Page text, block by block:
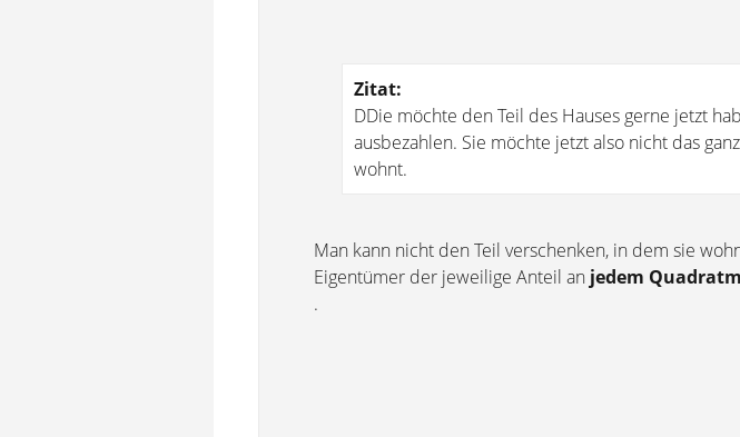
Zitat:
DDie möchte den Teil des Hauses gerne jetzt
ausbezahlen. Sie möchte jetzt also nicht das
wohnt.
Man kann nicht den Teil verschenken, in dem sie
Eigentümer der jeweilige Anteil an jedem
.